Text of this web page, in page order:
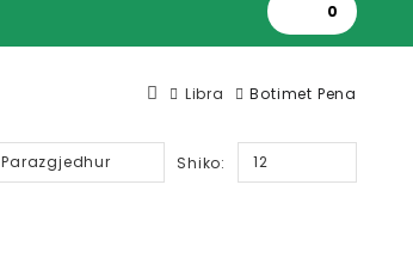
0
Libra Botimet Pena
Parazgjedhur Shiko: 12